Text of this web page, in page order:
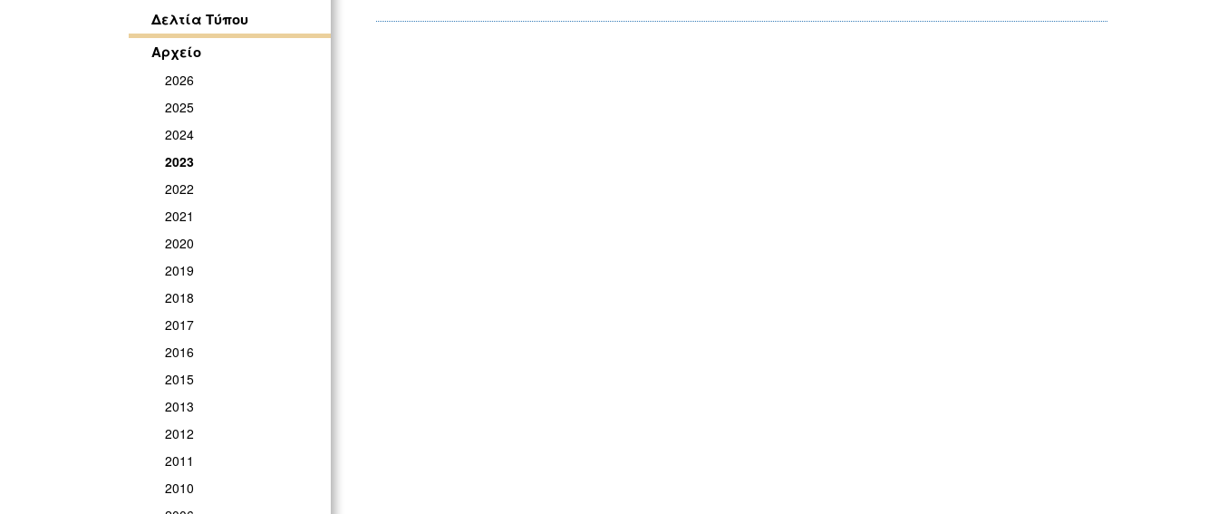
Δελτία Τύπου
Αρχείο
2026
2025
2024
2023
2022
2021
2020
2019
2018
2017
2016
2015
2013
2012
2011
2010